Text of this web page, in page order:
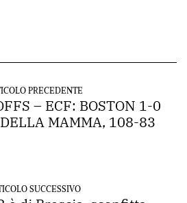
PRECEDENTE
– ECF: BOSTON 1-0
MAMMA, 108-83
SUCCESSIVO